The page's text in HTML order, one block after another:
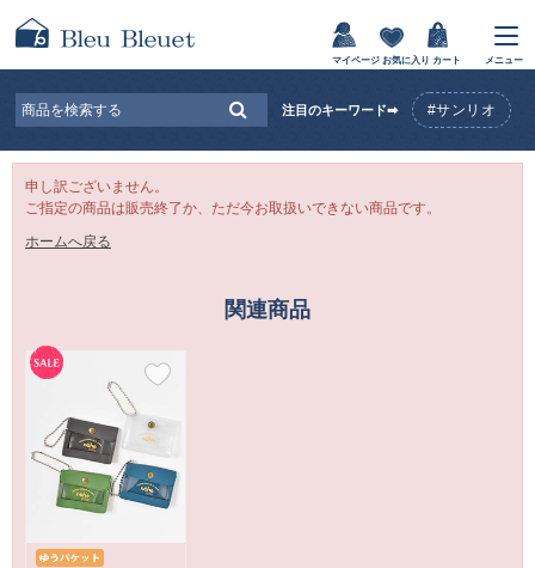
マイページ お気に入り カート メニュー
注目のキーワード➡ #サンリオ
申し訳ございません。
ご指定の商品は販売終了か、ただ今お取扱いできない商品です。
ホームへ戻る
関連商品